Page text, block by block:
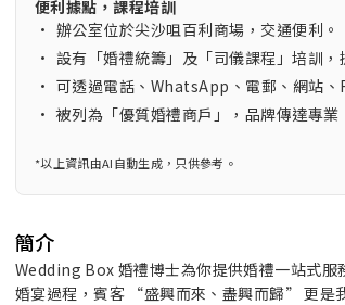
便利據點，課程培訓
• 辦公室位於尖沙咀百利商場，交通便利。
• 設有「婚禮統籌」及「司儀課程」培訓，
• 可透過電話、WhatsApp、電郵、網站
• 被列為「優質婚禮商戶」，品牌傳達專業
*以上資訊由AI自動生成，只供參考。
簡介
Wedding Box 婚禮博士為你提供婚禮一站式服
婚宴過程，賓客 “盛興而來、盡興而歸” 更是